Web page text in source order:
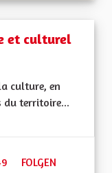
et culturel
culture, en
du territoire...
49 FOLLOWER
FOLGEN